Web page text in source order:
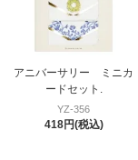
アニバーサリー ミニカ
ードセット.
YZ-356
418円(税込)